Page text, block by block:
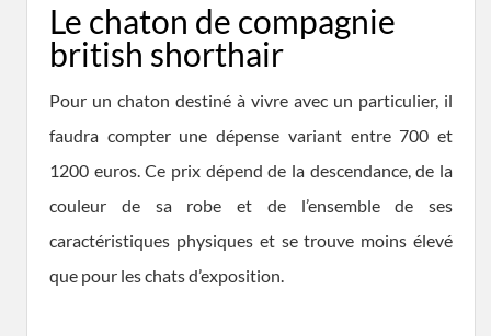
Le chaton de compagnie
british shorthair
Pour un chaton destiné à vivre avec un particulier, il
faudra compter une dépense variant entre 700 et
1200 euros. Ce prix dépend de la descendance, de la
couleur de sa robe et de l’ensemble de ses
caractéristiques physiques et se trouve moins élevé
que pour les chats d’exposition.